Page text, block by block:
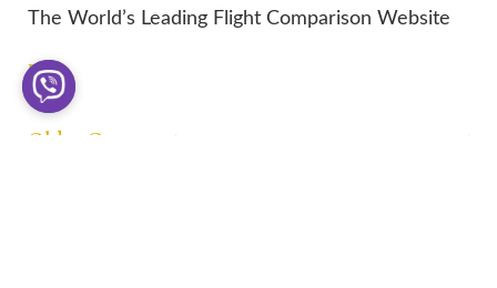
The World’s Leading Flight Comparison Website
Reply
Older Comments